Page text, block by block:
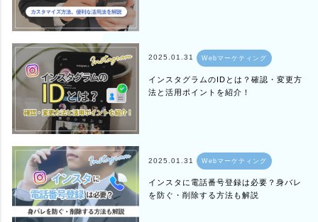
2025.01.31 Webマーケティング
インスタグラムのIDとは？確認・変更方
法と活用ポイントを紹介！
2025.01.31 Webマーケティング
インスタに電話番号登録は必要？身バレ
を防ぐ・削除する方法も解説